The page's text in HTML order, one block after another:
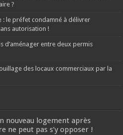
?
: le préfet condamné à délivrer
autorisation !
d’aménager entre deux permis
des locaux commerciaux par la
nouveau logement après
ne peut pas s’y opposer !